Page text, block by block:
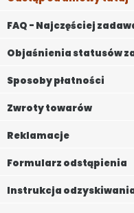
FAQ - Najczęściej
Objaśnienia statusów
Sposoby płatności
Zwroty towarów
Reklamacje
Formularz odstąpienia
Instrukcja odzyskiwania